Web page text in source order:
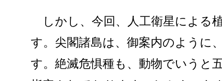
しかし、今回、人工衛星による
す。尖閣諸島は、御案内のように
す。絶滅危惧種も、動物でいうと